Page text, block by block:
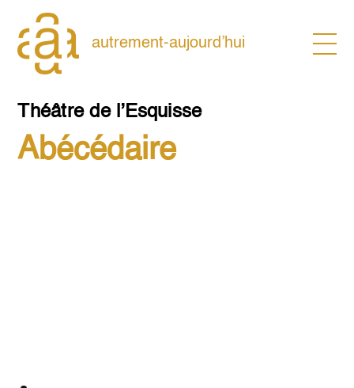
content
autrement-aujourd’hui
Théâtre de l’Esquisse
Abécédaire